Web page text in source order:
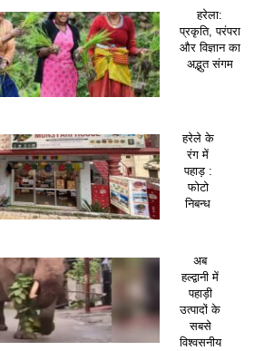
हरेला:
प्रकृति, परंपरा
और विज्ञान का
अद्भुत संगम
हरेले के
रंग में
पहाड़ :
फोटो
निबन्ध
अब
हल्द्वानी में
पहाड़ी
उत्पादों के
सबसे
विश्वसनीय